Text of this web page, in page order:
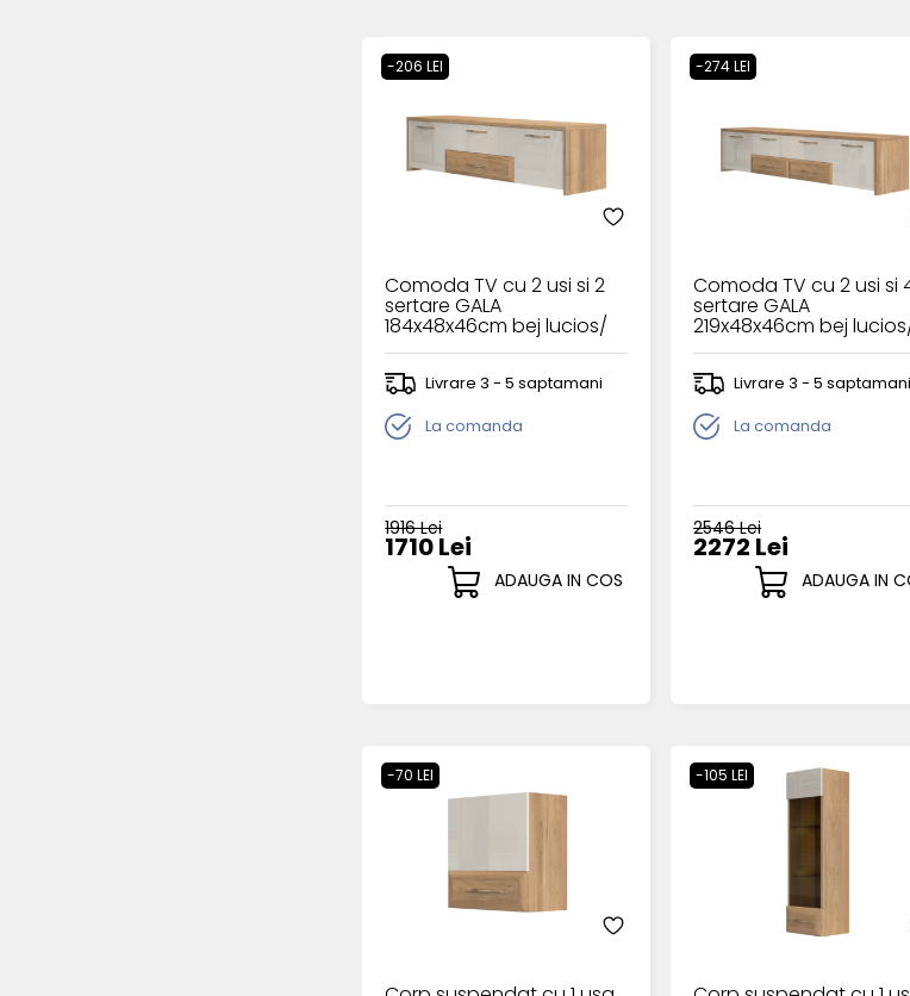
-206 LEI
Comoda TV cu 2 usi si 2
sertare GALA
184x48x46cm bej lucios/
Livrare 3 - 5 saptamani
La comanda
1916 Lei
1710 Lei
ADAUGA IN COS
-274 LEI
Comoda TV cu 2 usi si
sertare GALA
219x48x46cm bej
Livrare 3 - 5 saptamani
La comanda
2546 Lei
2272 Lei
ADAUGA IN
-70 LEI -105 LEI